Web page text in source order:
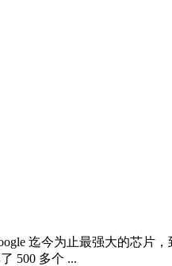
迄今为止最强大的芯片
500 多个 ...